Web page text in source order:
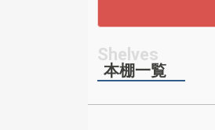
本棚一覧